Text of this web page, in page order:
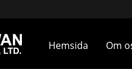
Hemsida Om